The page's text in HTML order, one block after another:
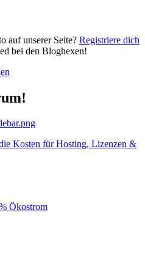
auf unserer Seite? Registriere dich
bei den Bloghexen!
Kosten für Hosting, Lizenzen &